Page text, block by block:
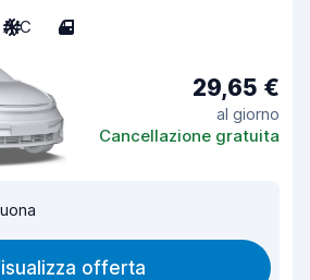
A/C 4
29,65 €
al giorno
Cancellazione gratuita
offerta